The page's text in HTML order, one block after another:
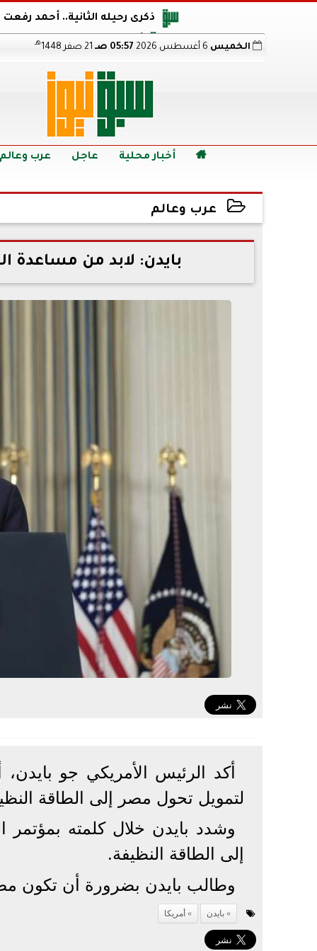
ذكرى رحيله الثانية.. أحمد
أجويرو يحذر الأرجنتين من
رابط نتيجة الدبلومات الفنية 2026 برقم الجلوس.. اعرف خطوات الاستعلام فور اعتمادها
الخميس 05:57 صـ هـ
 أخبار محلية عاجل عرب وعالم
عرب وعالم
2022-11-11 18:16:45
بايدن: لابد من مساعدة
لتمويل تحول مصر إلى الطاقة
وشدد بايدن خلال كلمته بمؤتمر
إلى الطاقة النظيفة.
وطالب بايدن بضرورة أن تكون
بايدن أمريكا